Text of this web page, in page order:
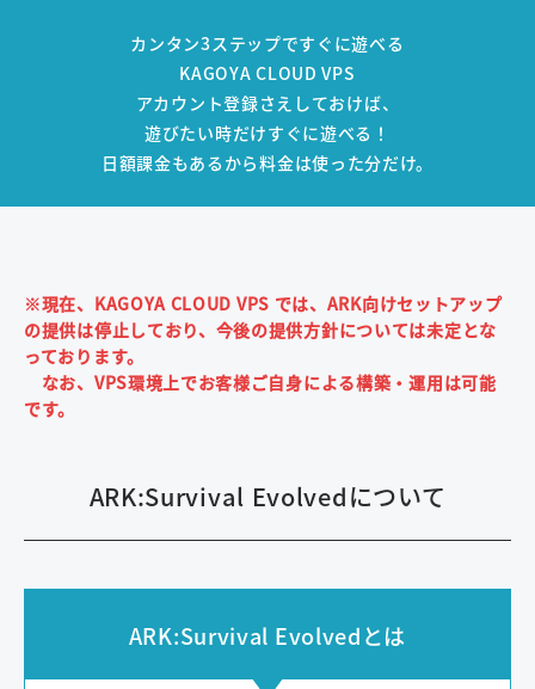
カンタン3ステップですぐに遊べる
KAGOYA CLOUD VPS
アカウント登録さえしておけば、
遊びたい時だけすぐに遊べる！
日額課金もあるから料金は使った分だけ。
※現在、KAGOYA CLOUD VPS では、ARK向けセットアップ
の提供は停止しており、今後の提供方針については未定とな
っております。
なお、VPS環境上でお客様ご自身による構築・運用は可能
です。
ARK:Survival Evolvedについて
ARK:Survival Evolvedとは